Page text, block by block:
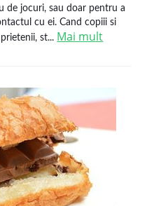
de jocuri, sau doar pentru a
cu ei. Cand copiii si
st... Mai mult